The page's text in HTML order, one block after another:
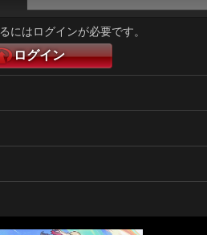
にはログインが必要です。
ログイン